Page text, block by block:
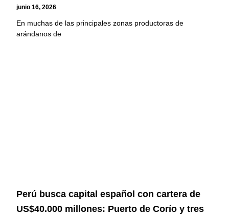
junio 16, 2026
En muchas de las principales zonas productoras de
arándanos de
Perú busca capital español con cartera de
US$40.000 millones: Puerto de Corío y tres